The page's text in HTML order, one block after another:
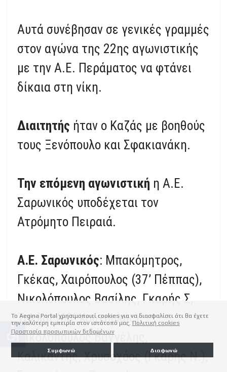
Το Aegina Portal χρησιμοποιεί cookies για να διασφαλίσει ότι θα έχετε
την καλύτερη εμπειρία στον ιστότοπό μας. Πολιτική cookies
Προστασία προσωπικών δεδομένων
Συμφωνώ Διαφωνώ
Αυτά συνέβησαν σε γενικές γραμμές
στον αγώνα της 22ης αγωνιστικής
με την Α.Ε. Περάματος να φτάνει
δίκαια στη νίκη.
Διαιτητής ήταν ο Καζάς με βοηθούς
τους Ξενόπουλο και Σφακιανάκη.
Την επόμενη αγωνιστική η Α.Ε.
Σαρωνικός υποδέχεται τον
Ατρόμητο Πειραιά.
Α.Ε. Σαρωνικός: Μπακόμητρος,
Γκέκας, Χαιρόπουλος (37’ Πέππας),
Νικολόπουλος Βασίλης, Γκαρής Σ,
Τσελάι (60’ Χουχουλής),
Νικολόπουλος Βαγγέλης,
Καλικαντής, Χρυσοχόος (Γκαρής Ν.),
accessible